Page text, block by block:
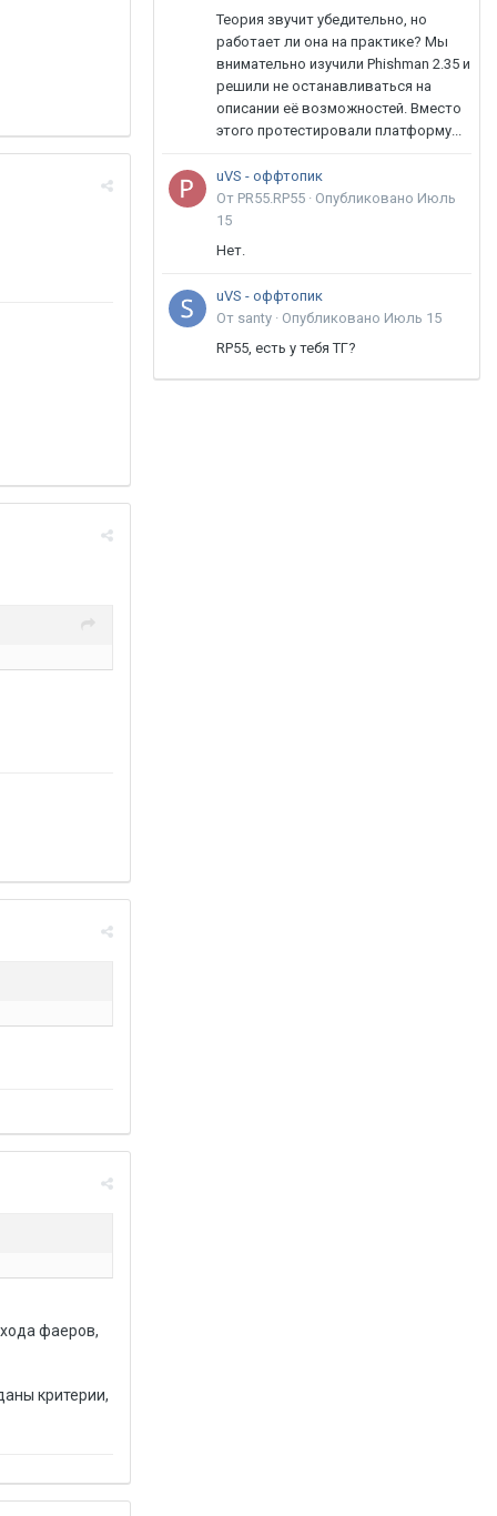
фаеров,
критерии,
Теория звучит убедительно, но
работает ли она на практике? Мы
внимательно изучили Phishman 2.35 и
решили не останавливаться на
описании её возможностей. Вместо
этого протестировали платформу...
uVS - оффтопик
От PR55.RP55 · Опубликовано Июль
15
Нет.
uVS - оффтопик
От santy · Опубликовано Июль 15
RP55, есть у тебя ТГ?